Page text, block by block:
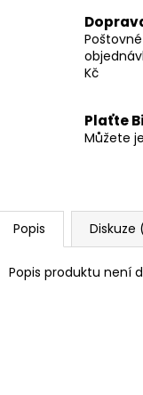
Kč
Plaťte
Můžete
Popis Diskuze
Popis produktu není